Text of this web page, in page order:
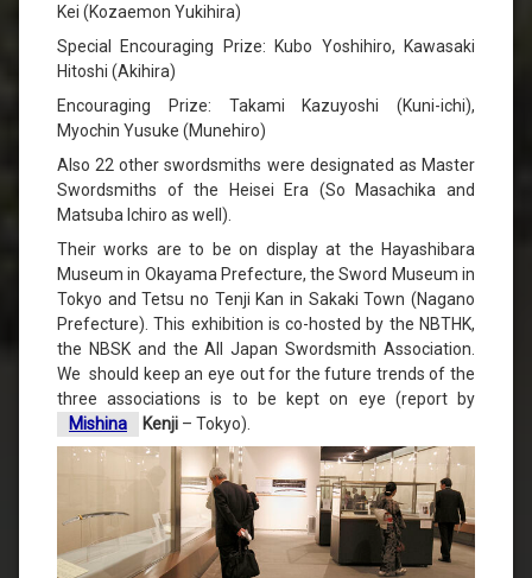
Kei (Kozaemon Yukihira)
Special Encouraging Prize: Kubo Yoshihiro, Kawasaki
Hitoshi (Akihira)
Encouraging Prize: Takami Kazuyoshi (Kuni-ichi),
Myochin Yusuke (Munehiro)
Also 22 other swordsmiths were designated as Master
Swordsmiths of the Heisei Era (So Masachika and
Matsuba Ichiro as well).
Their works are to be on display at the Hayashibara
Museum in Okayama Prefecture, the Sword Museum in
Tokyo and Tetsu no Tenji Kan in Sakaki Town (Nagano
Prefecture). This exhibition is co-hosted by the NBTHK,
the NBSK and the All Japan Swordsmith Association.
We should keep an eye out for the future trends of the
three associations is to be kept on eye (report by
Mishina
Kenji – Tokyo).